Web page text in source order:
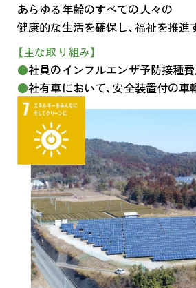
あらゆる年齢のすべての人々の
健康的な生活を確保し、福祉を推進
【主な取り組み】
社員のインフルエンザ予防接種
社有車において、安全装置付の車